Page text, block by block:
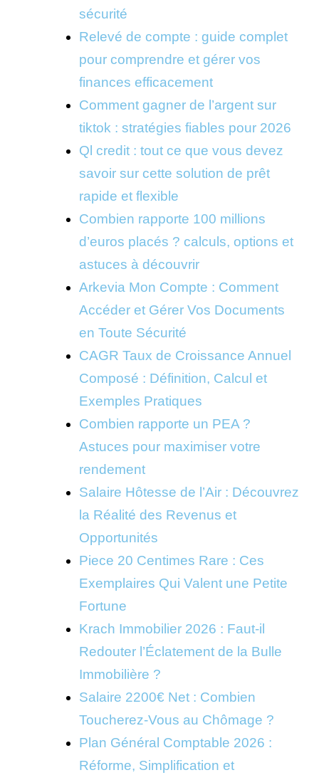
sécurité
Relevé de compte : guide complet
pour comprendre et gérer vos
finances efficacement
Comment gagner de l’argent sur
tiktok : stratégies fiables pour 2026
Ql credit : tout ce que vous devez
savoir sur cette solution de prêt
rapide et flexible
Combien rapporte 100 millions
d’euros placés ? calculs, options et
astuces à découvrir
Arkevia Mon Compte : Comment
Accéder et Gérer Vos Documents
en Toute Sécurité
CAGR Taux de Croissance Annuel
Composé : Définition, Calcul et
Exemples Pratiques
Combien rapporte un PEA ?
Astuces pour maximiser votre
rendement
Salaire Hôtesse de l’Air : Découvrez
la Réalité des Revenus et
Opportunités
Piece 20 Centimes Rare : Ces
Exemplaires Qui Valent une Petite
Fortune
Krach Immobilier 2026 : Faut-il
Redouter l’Éclatement de la Bulle
Immobilière ?
Salaire 2200€ Net : Combien
Toucherez-Vous au Chômage ?
Plan Général Comptable 2026 :
Réforme, Simplification et